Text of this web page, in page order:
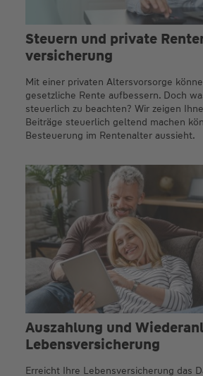
Steuern und private
versicherung
Mit einer privaten Altersvorsorge
gesetzliche Rente aufbessern. Doch
steuerlich zu beachten? Wir zeigen
Beiträge steuerlich geltend machen
Besteuerung im Rentenalter aussieht.
Auszahlung und
Lebensversicherung
Erreicht Ihre Lebensversicherung das